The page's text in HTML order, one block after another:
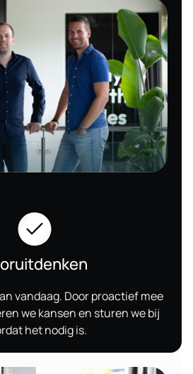
vandaag. Door proactief mee
we kansen en sturen we bij
het nodig is.